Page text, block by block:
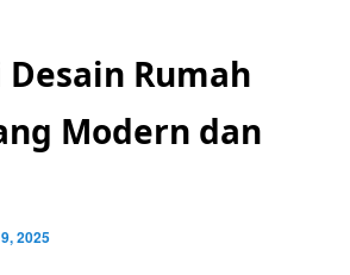
Rumah
Modern dan
2025